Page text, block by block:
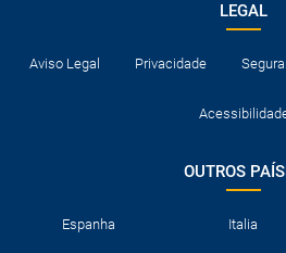
LEGAL
Aviso Legal Privacidade
OUTROS
Espanha Italia